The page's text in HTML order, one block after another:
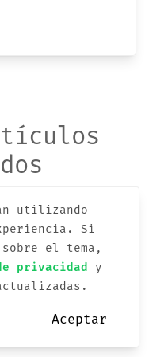
utilizando
Si
sobre el tema,
privacidad
y
Aceptar